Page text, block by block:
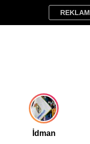
REKLAM
İdman